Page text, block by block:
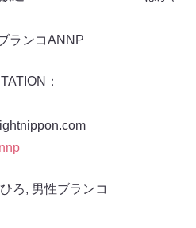
ランコANNP
：
ろ, 男性ブランコ